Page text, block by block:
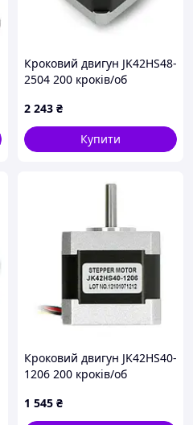
Кроковий двигун JK42HS48-
2504 200 кроків/об
2 243 ₴
Купити
Кроковий двигун JK42HS40-
1206 200 кроків/об
1 545 ₴